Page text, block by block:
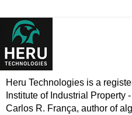
Heru Technologies is a
Institute of Industrial Property
Carlos R. França, author of